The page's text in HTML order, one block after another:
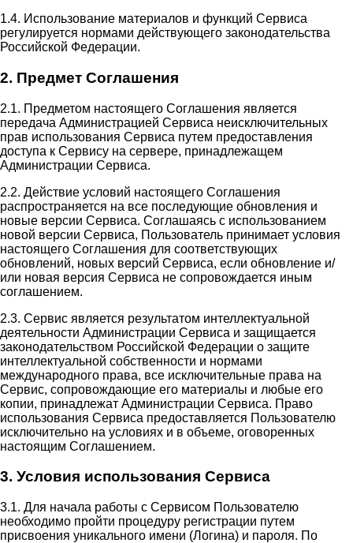
1.4. Использование материалов и функций Сервиса
регулируется нормами действующего законодательства
Российской Федерации.
2. Предмет Соглашения
2.1. Предметом настоящего Соглашения является
передача Администрацией Сервиса неисключительных
прав использования Сервиса путем предоставления
доступа к Сервису на сервере, принадлежащем
Администрации Сервиса.
2.2. Действие условий настоящего Соглашения
распространяется на все последующие обновления и
новые версии Сервиса. Соглашаясь с использованием
новой версии Сервиса, Пользователь принимает условия
настоящего Соглашения для соответствующих
обновлений, новых версий Сервиса, если обновление и/
или новая версия Сервиса не сопровождается иным
соглашением.
2.3. Сервис является результатом интеллектуальной
деятельности Администрации Сервиса и защищается
законодательством Российской Федерации о защите
интеллектуальной собственности и нормами
международного права, все исключительные права на
Сервис, сопровождающие его материалы и любые его
копии, принадлежат Администрации Сервиса. Право
использования Сервиса предоставляется Пользователю
исключительно на условиях и в объеме, оговоренных
настоящим Соглашением.
3. Условия использования Сервиса
3.1. Для начала работы с Сервисом Пользователю
необходимо пройти процедуру регистрации путем
присвоения уникального имени (Логина) и пароля. По